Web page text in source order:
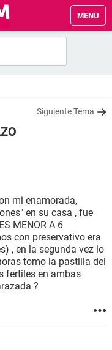
MENU
Siguiente Tema
mi enamorada,
en su casa , fue
MENOR A 6
con preservativo era
, en la segunda vez lo
tomo la pastilla del
fertiles en ambas
?